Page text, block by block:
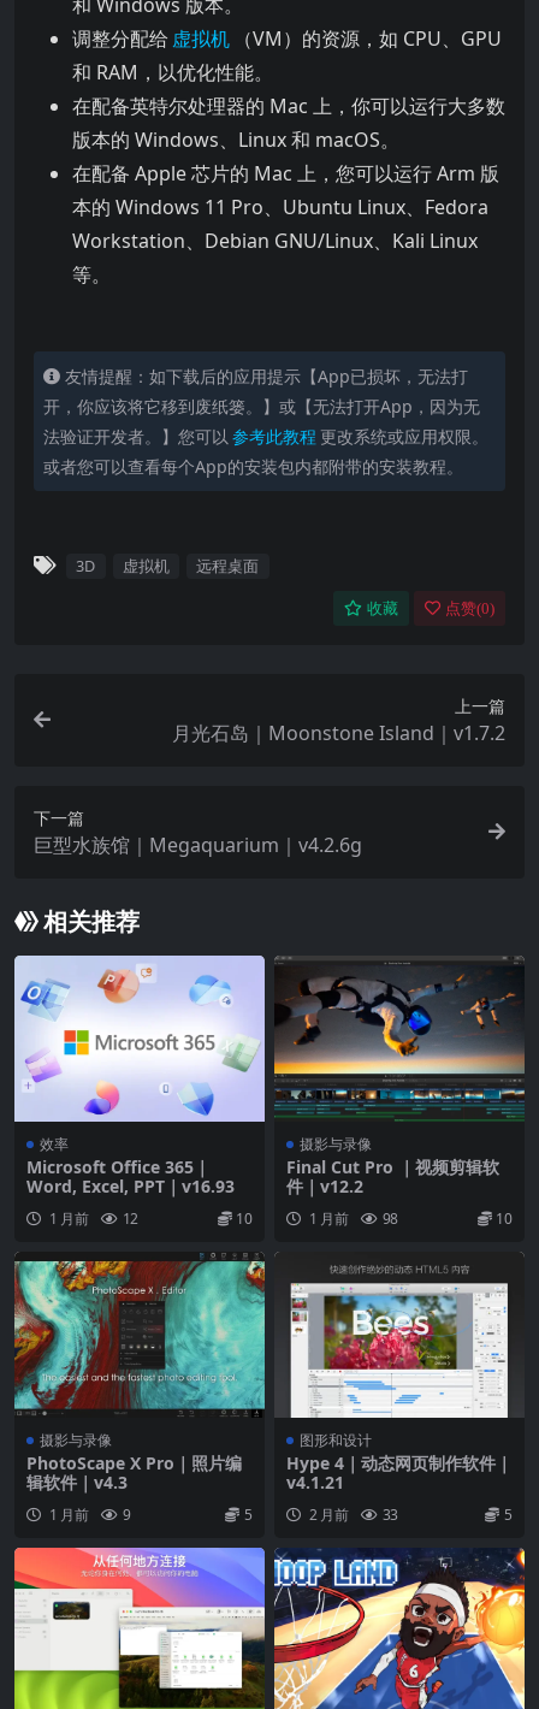
调整分配给 虚拟机 （VM）的资源，如 CPU、GPU
和 RAM，以优化性能。
在配备英特尔处理器的 Mac 上，你可以运行大多数
版本的 Windows、Linux 和 macOS。
在配备 Apple 芯片的 Mac 上，您可以运行 Arm 版
本的 Windows 11 Pro、Ubuntu Linux、Fedora
Workstation、Debian GNU/Linux、Kali Linux
等。
友情提醒：如下载后的应用提示【App已损坏，无法打
开，你应该将它移到废纸篓。】或【无法打开App，因为无
法验证开发者。】您可以 参考此教程 更改系统或应用权限。
或者您可以查看每个App的安装包内都附带的安装教程。
3D 虚拟机 远程桌面
收藏 点赞(0)
上一篇
月光石岛｜Moonstone Island｜v1.7.2
下一篇
巨型水族馆｜Megaquarium｜v4.2.6g
相关推荐
效率
Microsoft Office 365｜
Word, Excel, PPT｜v16.93
1 月前 12 10
摄影与录像
Final Cut Pro ｜视频剪辑软
件｜v12.2
1 月前 98 10
摄影与录像
PhotoScape X Pro｜照片编
辑软件｜v4.3
1 月前 9 5
图形和设计
Hype 4｜动态网页制作软件｜
v4.1.21
2 月前 33 5